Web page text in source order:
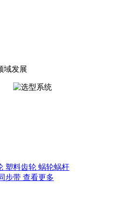
域发展
塑料齿轮 蜗轮蜗杆
步带 查看更多